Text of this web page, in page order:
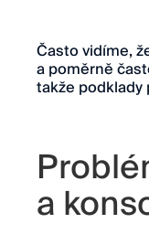
Často vidíme,
a poměrně
takže
a